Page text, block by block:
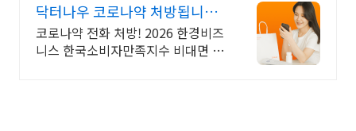
닥터나우 코로나약 처방됩니다
365일 24시간 진료가능
코로나약 전화 처방! 2026 한경비즈
니스 한국소비자만족지수 비대면 진